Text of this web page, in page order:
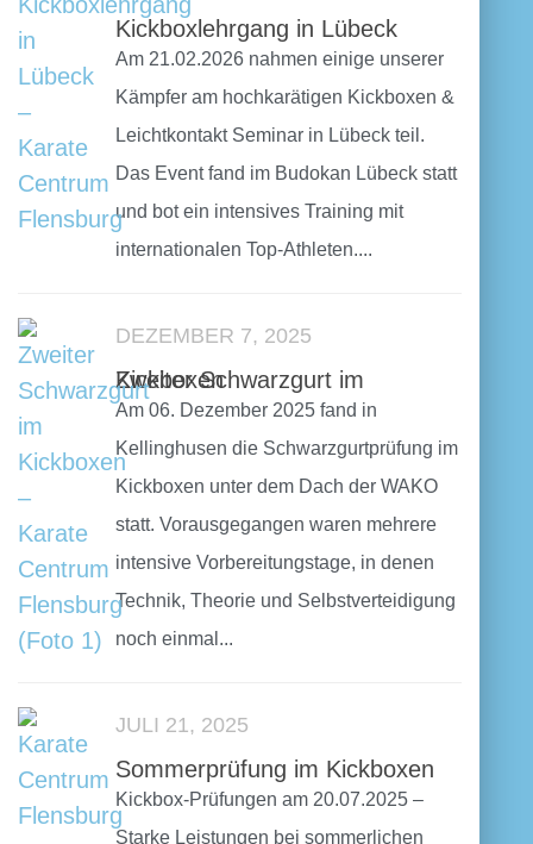
Kickboxlehrgang in Lübeck
Am 21.02.2026 nahmen einige unserer
Kämpfer am hochkarätigen Kickboxen &
Leichtkontakt Seminar in Lübeck teil.
Das Event fand im Budokan Lübeck statt
und bot ein intensives Training mit
internationalen Top-Athleten....
DEZEMBER 7, 2025
Zweiter Schwarzgurt im Kickboxen
Am 06. Dezember 2025 fand in
Kellinghusen die Schwarzgurtprüfung im
Kickboxen unter dem Dach der WAKO
statt. Vorausgegangen waren mehrere
intensive Vorbereitungstage, in denen
Technik, Theorie und Selbstverteidigung
noch einmal...
JULI 21, 2025
Sommerprüfung im Kickboxen
Kickbox-Prüfungen am 20.07.2025 –
Starke Leistungen bei sommerlichen